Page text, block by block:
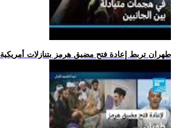
.. طهران تربط إعادة فتح مضيق هرمز بتنازلات أمريكية